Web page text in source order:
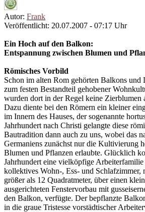
Autor: Frank
Veröffentlicht: 20.07.2007 - 07:17 Uhr
Ein Hoch auf den Balkon:
Entspannung zwischen Blumen und
Römisches Vorbild
Schon im alten Rom gehörten Balkons und
zum festen Bestandteil gehobener
wurden dort in der Regel keine Zierblumen
Dazu diente bei den Römern ein kleiner
im Innern des Hauses, der sogenannte
Jahrhundert nach Christi gelangte diese
Bautradition dann auch zu uns, wobei das
Germaniens zunächst nur die Kultivierung
Blumen und Pflanzen erlaubte. Glücklich
Jahrhundert eine vielköpfige Arbeiterfamilie
kollektives Wohn-, Ess- und Schlafzimmer,
größer als 12 Quadratmeter, über einen
ausgerichteten Fenstervorbau mit
den Balkon, verfügte. Der bepflanzte
in die graue Tristesse vorstädtischer